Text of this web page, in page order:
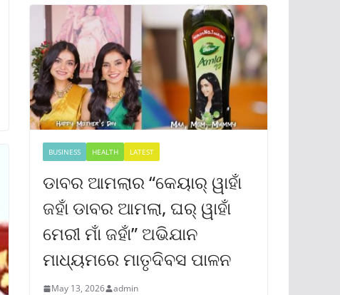
BUSINESS HEALTH LATEST
ଡାବର ଆମଲାର “କେୟାର୍ ୱାହାଁ
ଜହାଁ ଡାବର ଆମଲା, ଘର୍ ୱାହାଁ
ମେରୀ ମାଁ ଜହାଁ” ଅଭିଯାନ
ମାଧ୍ୟମରେ ମାତୃଦିବସ ପାଳନ
May 13, 2026 admin